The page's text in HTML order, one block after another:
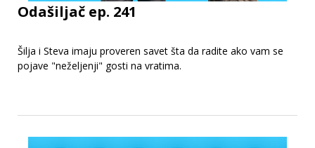
Odašiljač ep. 241
Šilja i Steva imaju proveren savet šta da radite ako vam se
pojave "neželjenji" gosti na vratima.